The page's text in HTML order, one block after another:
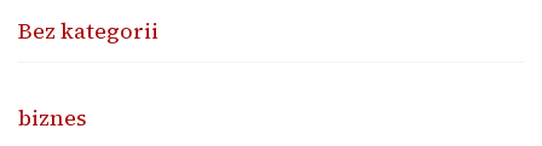
Bez kategorii
biznes